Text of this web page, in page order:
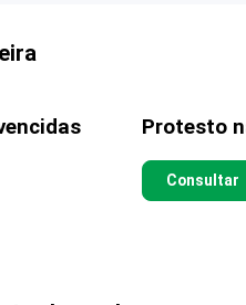
Protesto
Consultar